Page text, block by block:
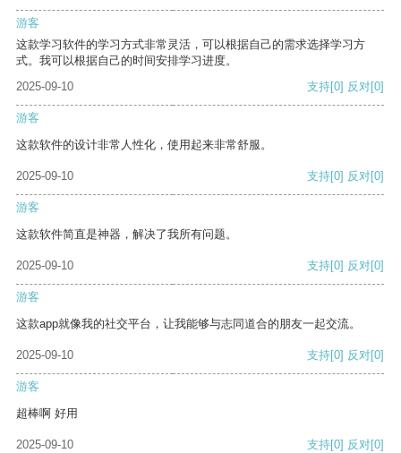
游客
这款学习软件的学习方式非常灵活，可以根据自己的需求选择学习方
式。我可以根据自己的时间安排学习进度。
2025-09-10
支持[0] 反对[0]
游客
这款软件的设计非常人性化，使用起来非常舒服。
2025-09-10 支持[0] 反对[0]
游客
这款软件简直是神器，解决了我所有问题。
2025-09-10 支持[0] 反对[0]
游客
这款app就像我的社交平台，让我能够与志同道合的朋友一起交流。
2025-09-10 支持[0] 反对[0]
游客
超棒啊 好用
2025-09-10 支持[0] 反对[0]